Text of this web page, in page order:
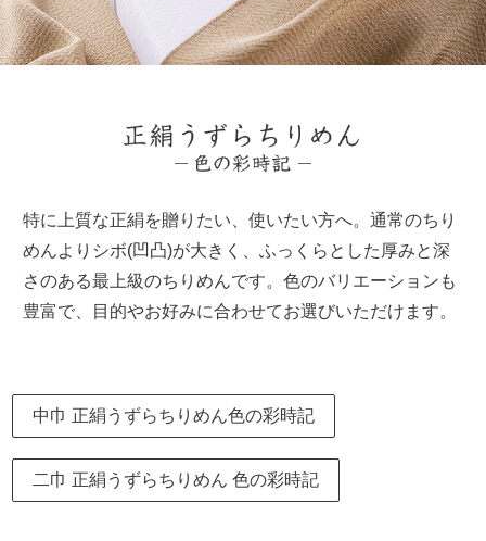
特に上質な正絹を贈りたい、使いたい方へ。通常のちり
めんよりシボ(凹凸)が大きく、ふっくらとした厚みと深
さのある最上級のちりめんです。色のバリエーションも
豊富で、目的やお好みに合わせてお選びいただけます。
中巾 正絹うずらちりめん色の彩時記
二巾 正絹うずらちりめん 色の彩時記
XLサイズ(約130cm～)
弔事・法事
海外へのお土産
プチギフト
男性向けギフト
ギフトラッピング
インテリア
とっておきの日
ウール
kata kata
伊砂文様
ハレ包み
リバーシブル
着物用
ふろしきパッチン活用